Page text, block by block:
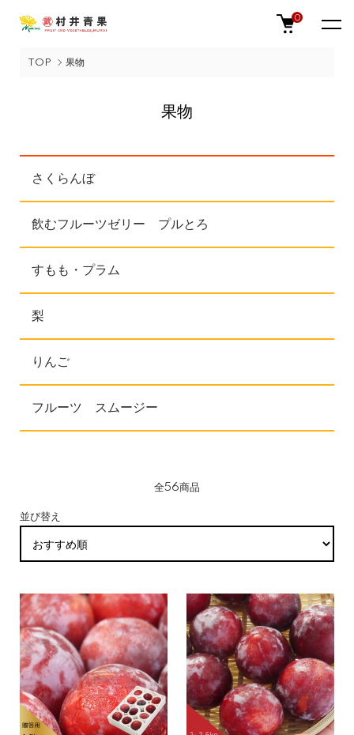
0
TOP 果物
果物
カテゴリー一覧
さくらんぼ
飲むフルーツゼリー プルとろ
すもも・プラム
梨
りんご
フルーツ スムージー
全56商品
並び替え